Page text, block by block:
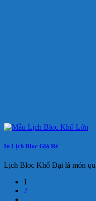
In Lịch Bloc Giá Rẻ
Lịch Bloc Khổ Đại là món
1
2